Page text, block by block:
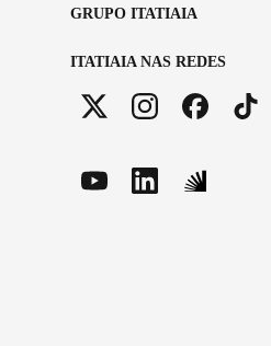
GRUPO ITATIAIA
ITATIAIA NAS REDES